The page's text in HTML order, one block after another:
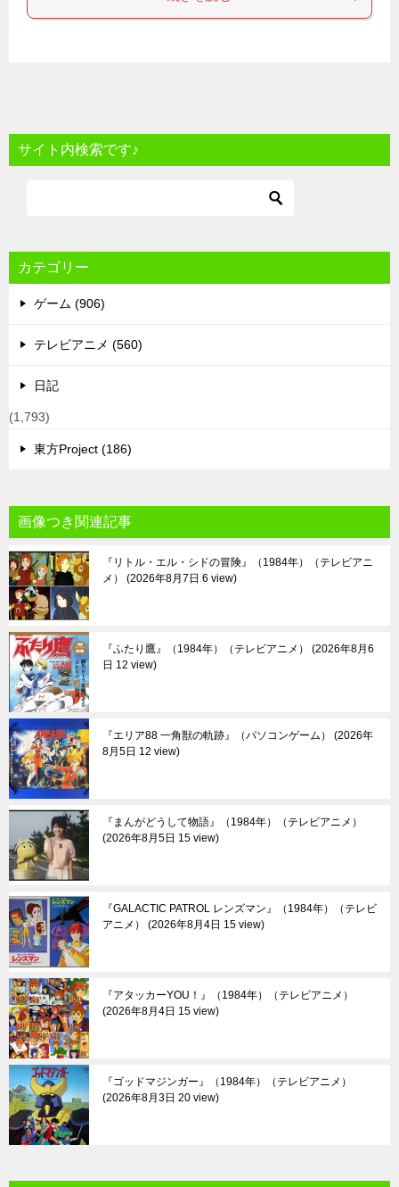
サイト内検索です♪
カテゴリー
ゲーム (906)
テレビアニメ (560)
日記
(1,793)
東方Project (186)
画像つき関連記事
『リトル・エル・シドの冒険』（1984年）（テレビアニ
メ）
2026年8月7日 6 view
『ふたり鷹』（1984年）（テレビアニメ）
2026年8月6
日 12 view
『エリア88 一角獣の軌跡』（パソコンゲーム）
2026年
8月5日 12 view
『まんがどうして物語』（1984年）（テレビアニメ）
2026年8月5日 15 view
『GALACTIC PATROL レンズマン』（1984年）（テレビ
アニメ）
2026年8月4日 15 view
『アタッカーYOU！』（1984年）（テレビアニメ）
2026年8月4日 15 view
『ゴッドマジンガー』（1984年）（テレビアニメ）
2026年8月3日 20 view